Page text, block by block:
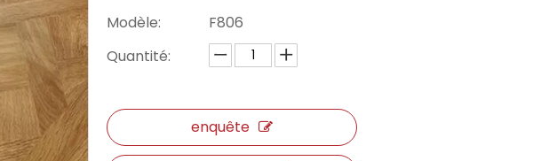
Modèle:
F806
Quantité:
enquête